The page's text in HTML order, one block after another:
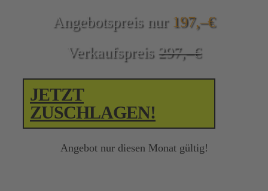
Angebotspreis nur 197,–€
Verkaufspreis 297,–€
JETZT
ZUSCHLAGEN!
Angebot nur diesen Monat gültig!